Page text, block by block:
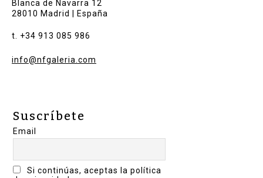
Blanca de Navarra 12
28010 Madrid | España
t. +34 913 085 986
info@nfgaleria.com
Suscríbete
Email
Si continúas, aceptas la política